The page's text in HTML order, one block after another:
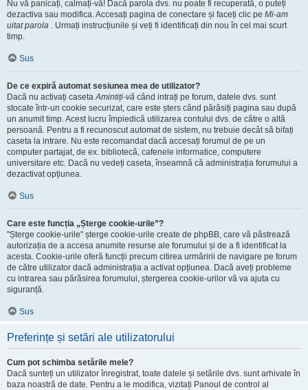
Nu vă panicați, calmați-vă! Dacă parola dvs. nu poate fi recuperată, o puteți
dezactiva sau modifica. Accesați pagina de conectare și faceți clic pe Mi-am
uitat parola . Urmați instrucțiunile și veți fi identificați din nou în cel mai scurt
timp.
Sus
De ce expiră automat sesiunea mea de utilizator?
Dacă nu activați casetaAmintiți-vă când intrați pe forum, datele dvs. sunt
stocate într-un cookie securizat, care este șters când părăsiți pagina sau după
un anumit timp. Acest lucru împiedică utilizarea contului dvs. de către o altă
persoană. Pentru a fi recunoscut automat de sistem, nu trebuie decât să bifați
caseta la intrare. Nu este recomandat dacă accesați forumul de pe un
computer partajat, de ex. bibliotecă, cafenele informatice, computere
universitare etc. Dacă nu vedeți caseta, înseamnă că administrația forumului a
dezactivat opțiunea.
Sus
Care este funcția „Șterge cookie-urile”?
"Șterge cookie-urile" șterge cookie-urile create de phpBB, care vă păstrează
autorizația de a accesa anumite resurse ale forumului și de a fi identificat la
acesta. Cookie-urile oferă funcții precum citirea urmăririi de navigare pe forum
de către utilizator dacă administrația a activat opțiunea. Dacă aveți probleme
cu intrarea sau părăsirea forumului, ștergerea cookie-urilor vă va ajuta cu
siguranță.
Sus
Preferințe și setări ale utilizatorului
Cum pot schimba setările mele?
Dacă sunteți un utilizator înregistrat, toate datele și setările dvs. sunt arhivate în
baza noastră de date. Pentru a le modifica, vizitați Panoul de control al